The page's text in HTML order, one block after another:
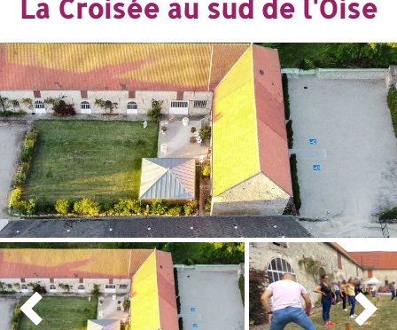
La Croisée au sud de l'Oise
 